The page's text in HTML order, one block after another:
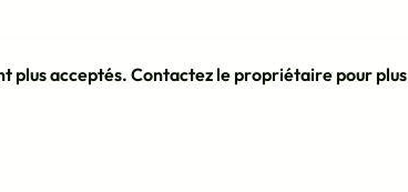
plus acceptés. Contactez le propriétaire pour plus